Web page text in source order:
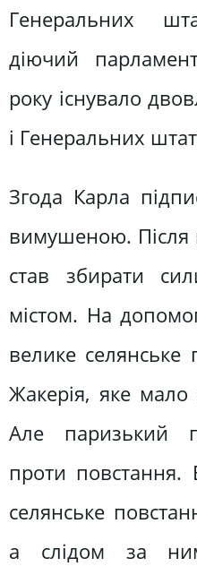
Генеральних
діючий
року існувало
і Генеральних
Згода Карла
вимушеною. Після
став збирати
містом. На
велике
Жакерія, яке мало
Але паризький
проти повстання.
селянське
а слідом за